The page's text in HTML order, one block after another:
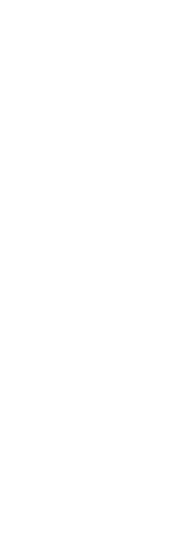
Inviato, e compie
le abbiamo